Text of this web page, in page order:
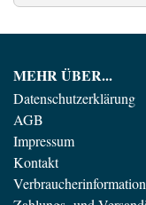
MEHR ÜBER...
Datenschutzerklärung
AGB
Impressum
Kontakt